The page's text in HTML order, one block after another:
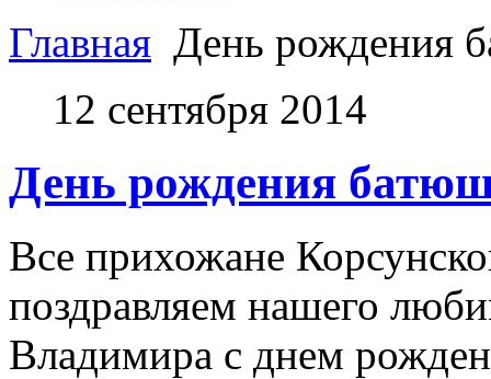
Главная День рождения
12 сентября 2014
День рождения
Все прихожане
поздравляем нашего
Владимира с днем